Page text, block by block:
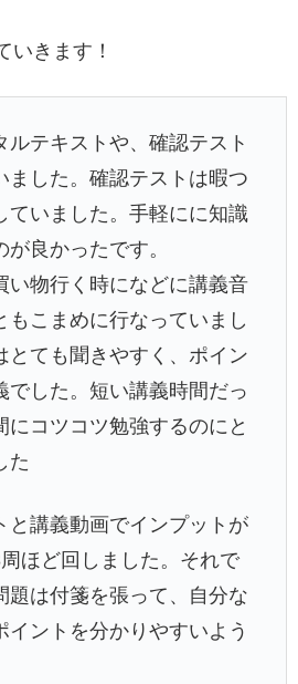
いきます！
ルテキストや、確認テスト
ました。確認テストは暇つ
ていました。手軽にに知識
良かったです。
い物行く時になどに講義音
もこまめに行なっていまし
とても聞きやすく、ポイン
でした。短い講義時間だっ
にコツコツ勉強するのにと
た
と講義動画でインプットが
ほど回しました。それで
題は付箋を張って、自分な
イントを分かりやすいよう